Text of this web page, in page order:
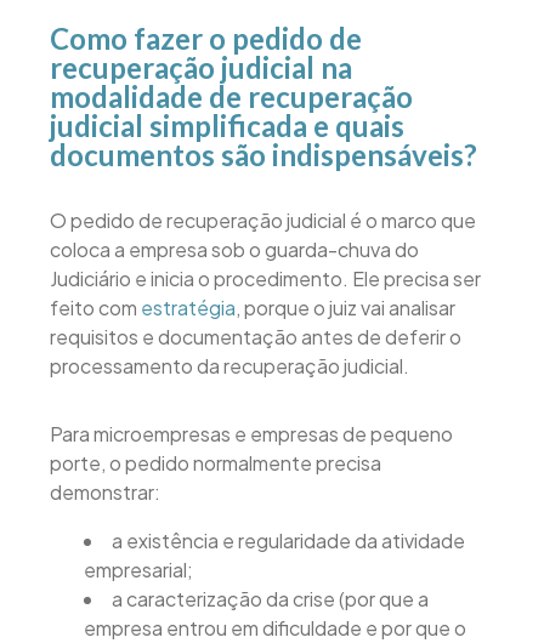
Como fazer o pedido de
recuperação judicial na
modalidade de recuperação
judicial simplificada e quais
documentos são indispensáveis?
O pedido de recuperação judicial é o marco que
coloca a empresa sob o guarda-chuva do
Judiciário e inicia o procedimento. Ele precisa ser
feito com estratégia, porque o juiz vai analisar
requisitos e documentação antes de deferir o
processamento da recuperação judicial.
Para microempresas e empresas de pequeno
porte, o pedido normalmente precisa
demonstrar:
a existência e regularidade da atividade
empresarial;
a caracterização da crise (por que a
empresa entrou em dificuldade e por que o